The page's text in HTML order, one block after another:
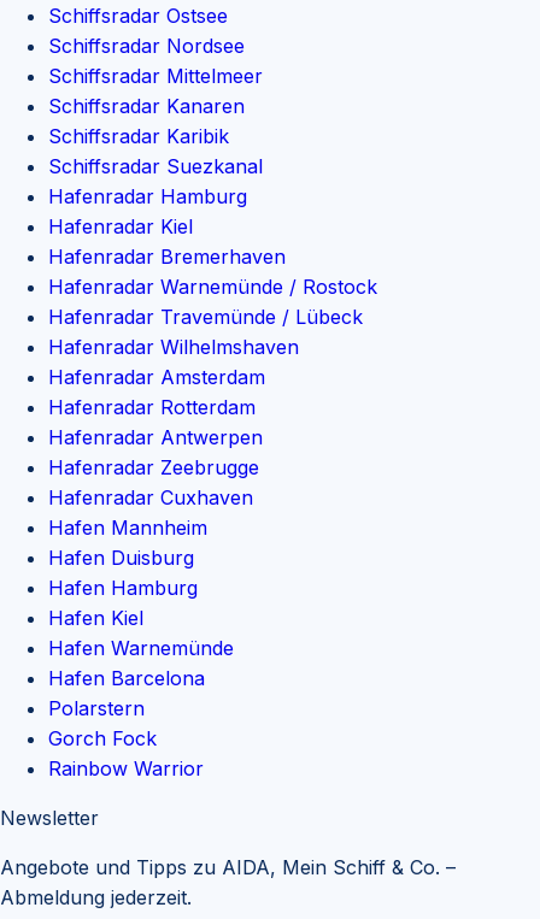
Schiffsradar Ostsee
Schiffsradar Nordsee
Schiffsradar Mittelmeer
Schiffsradar Kanaren
Schiffsradar Karibik
Schiffsradar Suezkanal
Hafenradar Hamburg
Hafenradar Kiel
Hafenradar Bremerhaven
Hafenradar Warnemünde / Rostock
Hafenradar Travemünde / Lübeck
Hafenradar Wilhelmshaven
Hafenradar Amsterdam
Hafenradar Rotterdam
Hafenradar Antwerpen
Hafenradar Zeebrugge
Hafenradar Cuxhaven
Hafen Mannheim
Hafen Duisburg
Hafen Hamburg
Hafen Kiel
Hafen Warnemünde
Hafen Barcelona
Polarstern
Gorch Fock
Rainbow Warrior
Newsletter
Angebote und Tipps zu AIDA, Mein Schiff & Co. –
Abmeldung jederzeit.